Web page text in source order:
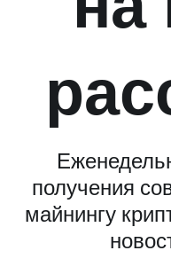
получения
майнингу